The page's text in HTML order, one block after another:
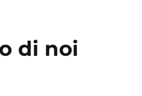
di noi